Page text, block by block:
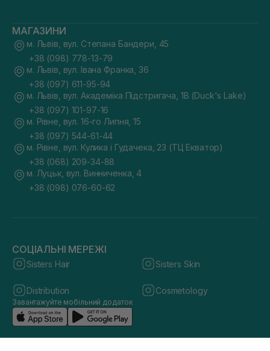
МАГАЗИНИ
м. Львів, вул. Степана Бандери, 45
+38 (098) 778-13-79
м. Львів, вул. Івана Франка, 36
+38 (097) 611-95-94
м. Львів, вул. Академіка Підстригача, 1В (Duck's Lake)
+38 (097) 101-97-16
м. Рівне, вул. 16-го Липня, 15
+38 (097) 544-61-44
м. Рівне, вул. Кулика і Гудачека, 23 (ТЦ Екватор)
+38 (068) 209-34-88
м. Луцьк, вул. Винниченка, 4
+38 (098) 076-60-62
СОЦІАЛЬНІ МЕРЕЖІ
Sisters Hair Sisters Skin
Distribution Cosmetology
Завантажуйте мобільний додаток